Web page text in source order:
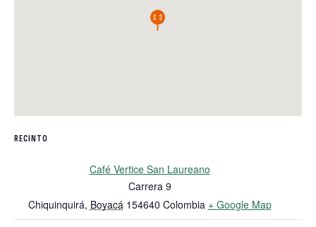
RECINTO
Café Vertice San Laureano
Carrera 9
Chiquinquirá, Boyacá 154640 Colombia + Google Map